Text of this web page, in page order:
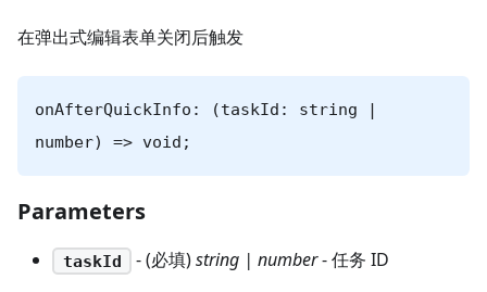
在弹出式编辑表单关闭后触发
onAfterQuickInfo: (taskId: string |
number) => void;
Parameters
taskId - (必填)string | number- 任务 ID